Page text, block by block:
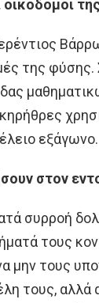
οικοδόμοι
της
εξάγωνο.
στον
συρροή
τους
μην τους
τους,